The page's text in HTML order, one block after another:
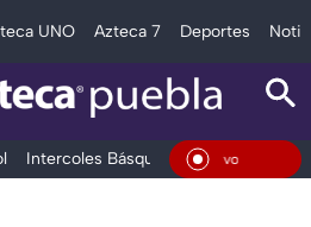
UNO Azteca 7 Deportes
Intercoles Básquetbol Deportes
En Vivo